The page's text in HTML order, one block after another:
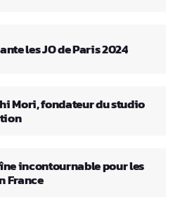
les JO de Paris 2024
Mori, fondateur du studio
incontournable pour les
France